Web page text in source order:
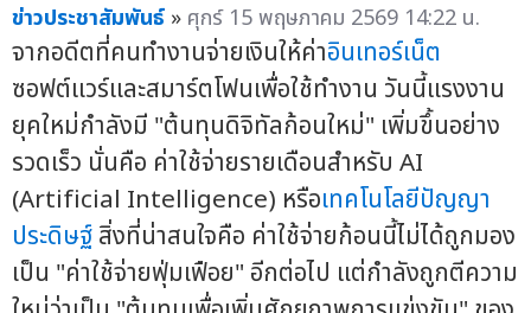
ข่าวประชาสัมพันธ์ » ศุกร์ 15 พฤษภาคม 2569 14:22 น.
จากอดีตที่คนทำงานจ่ายเงินให้ค่าอินเทอร์เน็ต
ซอฟต์แวร์และสมาร์ตโฟนเพื่อใช้ทำงาน วันนี้แรงงาน
ยุคใหม่กำลังมี "ต้นทุนดิจิทัลก้อนใหม่" เพิ่มขึ้นอย่าง
รวดเร็ว นั่นคือ ค่าใช้จ่ายรายเดือนสำหรับ AI
(Artificial Intelligence) หรือเทคโนโลยีปัญญา
ประดิษฐ์สิ่งที่น่าสนใจคือ ค่าใช้จ่ายก้อนนี้ไม่ได้ถูกมอง
เป็น "ค่าใช้จ่ายฟุ่มเฟือย" อีกต่อไป แต่กำลังถูกตีความ